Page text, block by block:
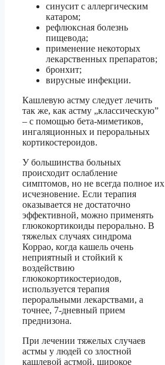
синусит с аллергическим
катаром;
рефлюксная болезнь
пищевода;
применение некоторых
лекарственных препаратов;
бронхит;
вирусные инфекции.
Кашлевую астму следует лечить
так же, как астму „классическую”
– с помощью бета-миметиков,
ингаляционных и пероральных
кортикостероидов.
У большинства больных
происходит ослабление
симптомов, но не всегда полное их
исчезновение. Если терапия
оказывается не достаточно
эффективной, можно применять
глюкокортикоиды перорально. В
тяжелых случаях синдрома
Коррао, когда кашель очень
неприятный и стойкий к
воздействию
глюкокортикостериодов,
используется терапия
пероральными лекарствами, а
точнее, 7-дневный прием
преднизона.
При лечении тяжелых случаев
астмы у людей со злостной
кашлевой астмой, широкое